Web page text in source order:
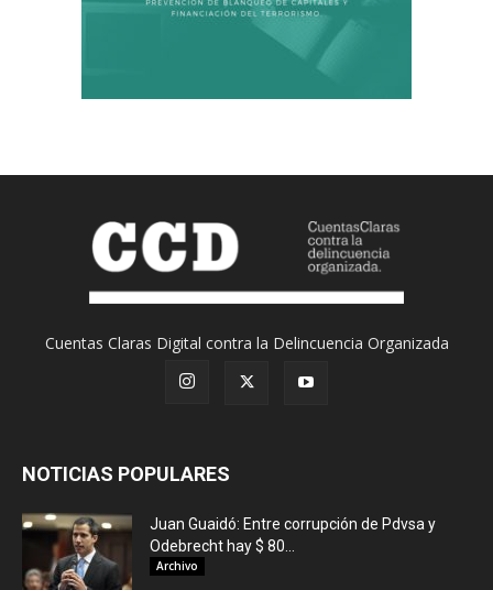
Cuentas Claras Digital contra la Delincuencia Organizada
NOTICIAS POPULARES
Juan Guaidó: Entre corrupción de Pdvsa y
Odebrecht hay $ 80...
Archivo